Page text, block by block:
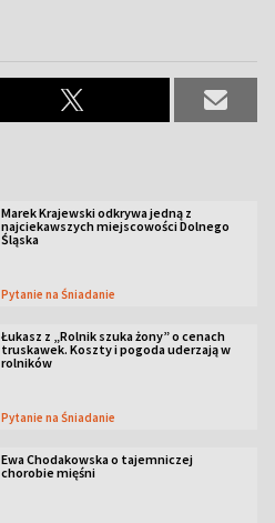
Marek Krajewski odkrywa jedną z
najciekawszych miejscowości Dolnego
Śląska
Pytanie na Śniadanie
Łukasz z „Rolnik szuka żony” o cenach
truskawek. Koszty i pogoda uderzają w
rolników
Pytanie na Śniadanie
Ewa Chodakowska o tajemniczej
chorobie mięśni